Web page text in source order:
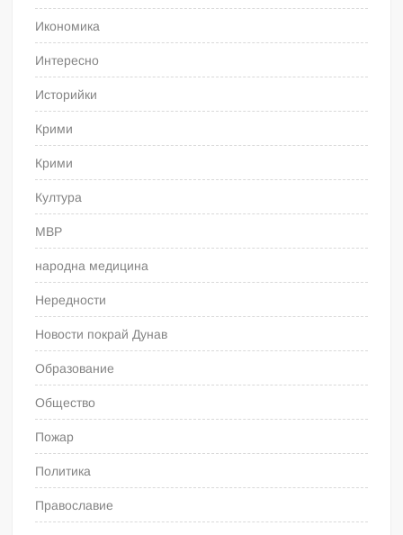
Икономика
Интересно
Историйки
Крими
Крими
Култура
МВР
народна медицина
Нередности
Новости покрай Дунав
Образование
Общество
Пожар
Политика
Православие